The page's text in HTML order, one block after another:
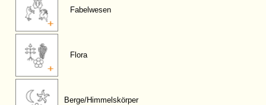
Fabelwesen
Flora
Berge/Himmelskörper